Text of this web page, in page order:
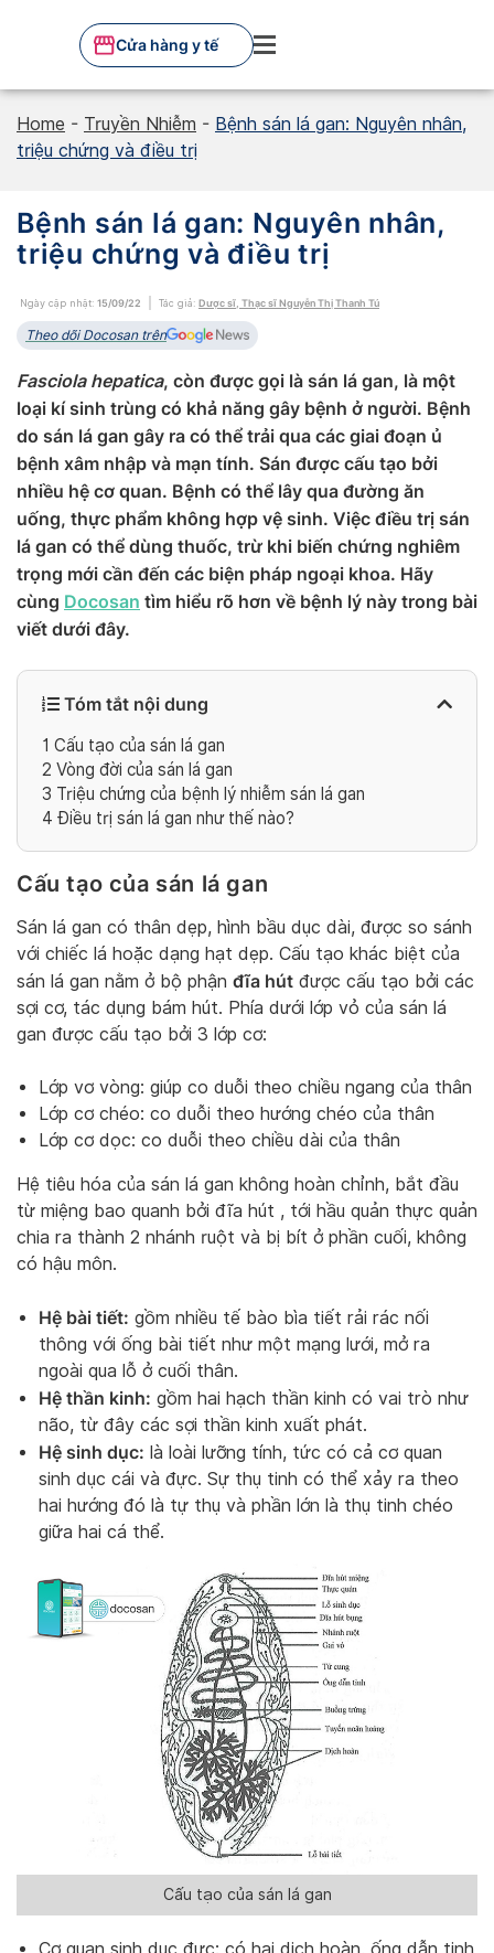
Cửa hàng y tế
Home - Truyền Nhiễm - Bệnh sán lá gan: Nguyên nhân,
triệu chứng và điều trị
Bệnh sán lá gan: Nguyên nhân,
triệu chứng và điều trị
Ngày cập nhật: 15/09/22 Tác giả: Dược sĩ, Thạc sĩ Nguyễn Thị Thanh Tú
Theo dõi Docosan trên
Fasciola hepatica, còn được gọi là sán lá gan, là một
loại kí sinh trùng có khả năng gây bệnh ở người. Bệnh
do sán lá gan gây ra có thể trải qua các giai đoạn ủ
bệnh xâm nhập và mạn tính. Sán được cấu tạo bởi
nhiều hệ cơ quan. Bệnh có thể lây qua đường ăn
uống, thực phẩm không hợp vệ sinh. Việc điều trị sán
lá gan có thể dùng thuốc, trừ khi biến chứng nghiêm
trọng mới cần đến các biện pháp ngoại khoa. Hãy
cùng Docosan tìm hiểu rõ hơn về bệnh lý này trong bài
viết dưới đây.
Tóm tắt nội dung
1 Cấu tạo của sán lá gan
2 Vòng đời của sán lá gan
3 Triệu chứng của bệnh lý nhiễm sán lá gan
4 Điều trị sán lá gan như thế nào?
Cấu tạo của sán lá gan
Sán lá gan có thân dẹp, hình bầu dục dài, được so sánh
với chiếc lá hoặc dạng hạt dẹp. Cấu tạo khác biệt của
sán lá gan nằm ở bộ phận đĩa hút được cấu tạo bởi các
sợi cơ, tác dụng bám hút. Phía dưới lớp vỏ của sán lá
gan được cấu tạo bởi 3 lớp cơ:
Lớp vơ vòng: giúp co duỗi theo chiều ngang của thân
Lớp cơ chéo: co duỗi theo hướng chéo của thân
Lớp cơ dọc: co duỗi theo chiều dài của thân
Hệ tiêu hóa của sán lá gan không hoàn chỉnh, bắt đầu
từ miệng bao quanh bởi đĩa hút , tới hầu quản thực quản
chia ra thành 2 nhánh ruột và bị bít ở phần cuối, không
có hậu môn.
Hệ bài tiết: gồm nhiều tế bào bìa tiết rải rác nối
thông với ống bài tiết như một mạng lưới, mở ra
ngoài qua lỗ ở cuối thân.
Hệ thần kinh: gồm hai hạch thần kinh có vai trò như
não, từ đây các sợi thần kinh xuất phát.
Hệ sinh dục: là loài lưỡng tính, tức có cả cơ quan
sinh dục cái và đực. Sự thụ tinh có thể xảy ra theo
hai hướng đó là tự thụ và phần lớn là thụ tinh chéo
giữa hai cá thể.
Cấu tạo của sán lá gan